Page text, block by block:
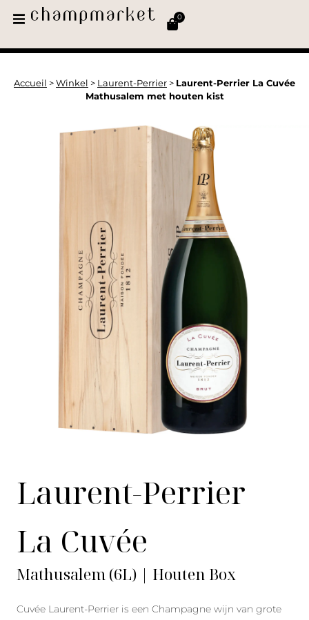
0
Accueil > Winkel > Laurent-Perrier > Laurent-Perrier La Cuvée
Mathusalem met houten kist
Laurent-Perrier
La Cuvée
Mathusalem (6L) | Houten Box
Cuvée Laurent-Perrier is een Champagne wijn van grote